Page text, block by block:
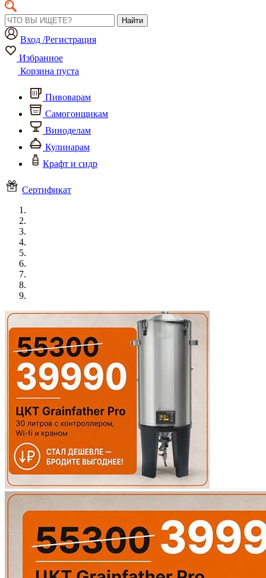
Найти
Вход /Регистрация
Избранное
Корзина пуста
Пивоварам
Самогонщикам
Виноделам
Кулинарам
Крафт и сидр
Сертификат